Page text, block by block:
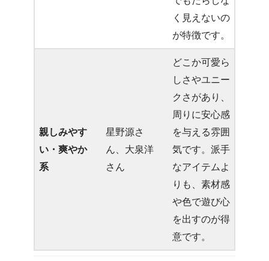
く見えないの
が特徴です。
親しみやす
い・爽やか
系
星野源さ
ん、大泉洋
さん
どこか可愛ら
しさやユニー
クさがあり、
周りに安心感
を与える雰囲
気です。派手
なアイテムよ
りも、素材感
や色で遊び心
を出すのが得
意です。